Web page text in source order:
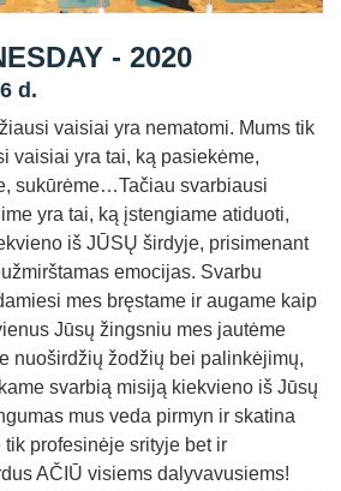
- 2020
d.
vaisiai yra nematomi. Mums tik
vaisiai yra tai, ką pasiekėme,
sukūrėme…Tačiau svarbiausi
yra tai, ką įstengiame atiduoti,
iš JŪSŲ širdyje, prisimenant
emocijas. Svarbu
mes bręstame ir augame kaip
Jūsų žingsniu mes jautėme
nuoširdžių žodžių bei palinkėjimų,
svarbią misiją kiekvieno iš Jūsų
mus veda pirmyn ir skatina
tik profesinėje srityje bet ir
AČIŪ visiems dalyvavusiems!